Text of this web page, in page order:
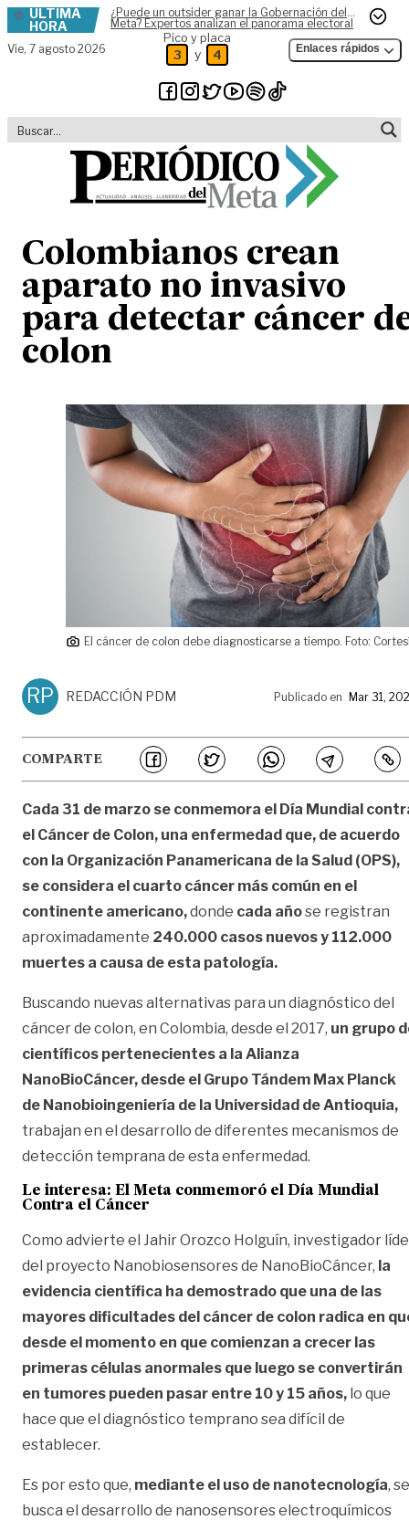
Skip to content
ÚLTIMA
HORA
¿Puede un outsider ganar la Gobernación del
Meta? Expertos analizan el panorama electoral
Vie, 7 agosto 2026
Pico y placa
3 y 4 Enlaces rápidos
Colombianos crean
aparato no invasivo
para detectar cáncer
colon
El cáncer de colon debe diagnosticarse a tiempo. Foto:
RP REDACCIÓN PDM Publicado en Mar 31,
COMPARTE
Cada 31 de marzo se conmemora el Día Mundial
el Cáncer de Colon, una enfermedad que, de acuerdo
con la Organización Panamericana de la Salud (OPS),
se considera el cuarto cáncer más común en el
continente americano,donde cada añose registran
aproximadamente 240.000 casos nuevos y 112.000
muertes a causa de esta patología.
Buscando nuevas alternativas para un diagnóstico del
cáncer de colon, en Colombia, desde el 2017, un grupo
científicos pertenecientes a la Alianza
NanoBioCáncer, desde el Grupo Tándem Max Planck
de Nanobioingeniería de la Universidad de Antioquia,
trabajan en el desarrollo de diferentes mecanismos de
detección temprana de esta enfermedad.
Le interesa: El Meta conmemoró el Día Mundial
Contra el Cáncer
Como advierte el Jahir Orozco Holguín, investigador
del proyecto Nanobiosensores de NanoBioCáncer, la
evidencia científica ha demostrado que una de las
mayores dificultades del cáncer de colon radica en
desde el momento en que comienzan a crecer las
primeras células anormales que luego se convertirán
en tumores pueden pasar entre 10 y 15 años, lo que
hace que el diagnóstico temprano sea difícil de
establecer.
Es por esto que, mediante el uso de nanotecnología, se
busca el desarrollo de nanosensores electroquímicos